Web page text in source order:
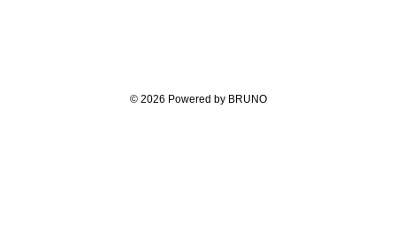
© 2026 Powered by BRUNO